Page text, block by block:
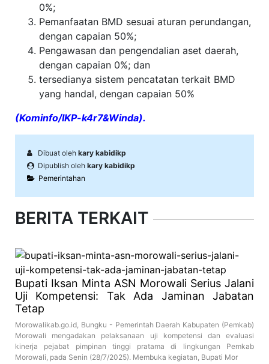
0%;
Pemanfaatan BMD sesuai aturan perundangan,
dengan capaian 50%;
Pengawasan dan pengendalian aset daerah,
dengan capaian 0%; dan
tersedianya sistem pencatatan terkait BMD
yang handal, dengan capaian 50%
(Kominfo/IKP-k4r7&Winda).
Dibuat oleh kary kabidikp
Dipublish oleh kary kabidikp
Pemerintahan
BERITA TERKAIT
Bupati Iksan Minta ASN Morowali Serius Jalani
Uji Kompetensi: Tak Ada Jaminan Jabatan
Tetap
Morowalikab.go.id, Bungku - Pemerintah Daerah Kabupaten (Pemkab)
Morowali mengadakan pelaksanaan uji kompetensi dan evaluasi
kinerja pejabat pimpinan tinggi pratama di lingkungan Pemkab
Morowali, pada Senin (28/7/2025). Membuka kegiatan, Bupati Mor